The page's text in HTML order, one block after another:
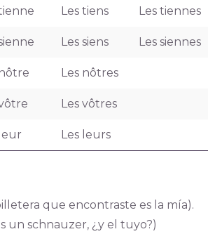
Les tiens Les tiennes
Les siens Les siennes
Les nôtres
Les vôtres
Les leurs
que encontraste es la mía).
un schnauzer, ¿y el tuyo?)